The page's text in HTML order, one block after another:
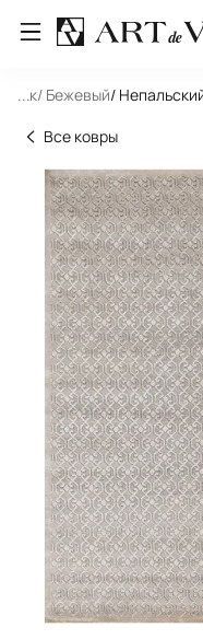
... / Бежевый/
Все ковры